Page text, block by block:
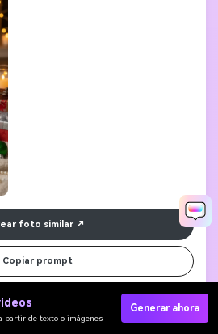
foto similar
Copiar prompt
partir de texto o imágenes
Generar ahora